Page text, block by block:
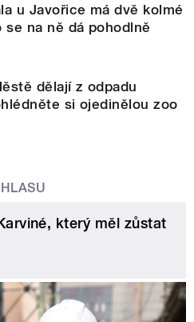
u Javořice má dvě kolmé
se na ně dá pohodlně
dělají z odpadu
si ojedinělou zoo
který měl zůstat